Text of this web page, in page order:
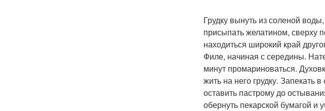
Грудку вынуть из соленой
присыпать желатином, сверху
находиться широкий край
Филе, начиная с середины.
минут промариноваться.
жить на него грудку. Запекать
оставить пастрому до
обернуть пекарской бумагой и